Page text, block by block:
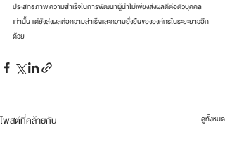
ประสิทธิภาพ ความสำเร็จในการพัฒนาผู้นำไม่เพียงส่งผลดีต่อตัวบุคคล
เท่านั้น แต่ยังส่งผลต่อความสำเร็จและความยั่งยืนขององค์กรในระยะยาวอีก
ด้วย
โพสต์ที่คล้ายกัน ดูทั้งหมด